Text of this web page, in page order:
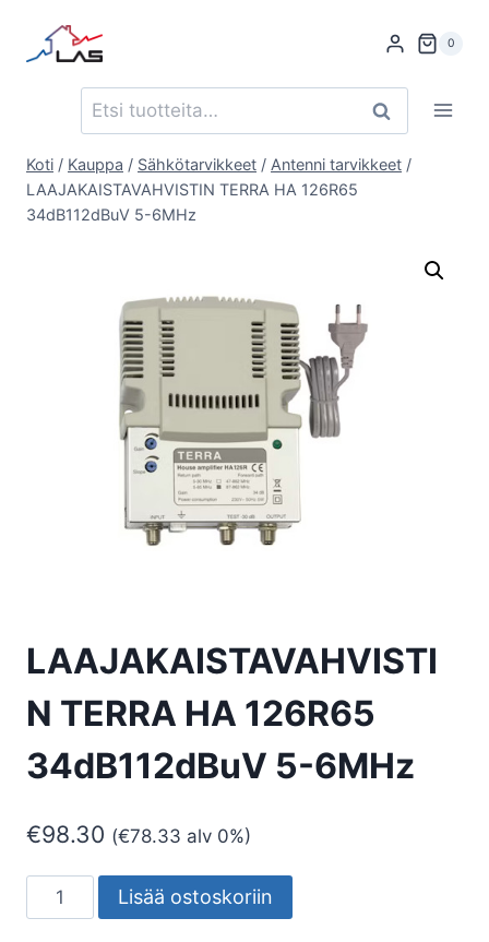
sisältöön
0
Etsi: Haku
Koti / Kauppa / Sähkötarvikkeet / Antenni tarvikkeet /
LAAJAKAISTAVAHVISTIN TERRA HA 126R65
34dB112dBuV 5-6MHz
LAAJAKAISTAVAHVISTI
N TERRA HA 126R65
34dB112dBuV 5-6MHz
€98.30 (€78.33 alv 0%)
LAAJAKAISTAVAHVISTIN
TERRA
Lisää ostoskoriin